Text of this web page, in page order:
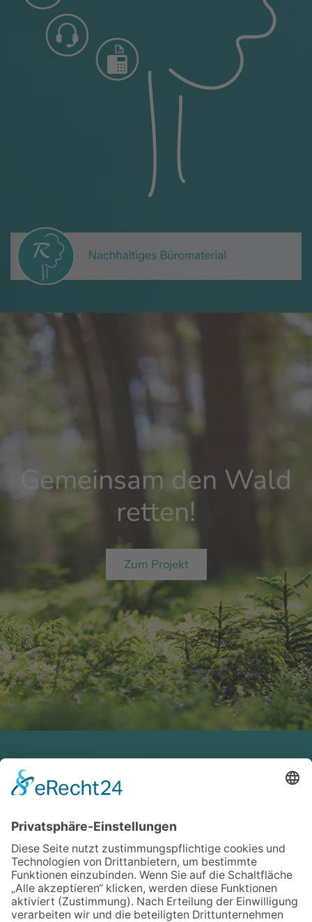
Gemeinsam den Wald
retten!
Zum Projekt